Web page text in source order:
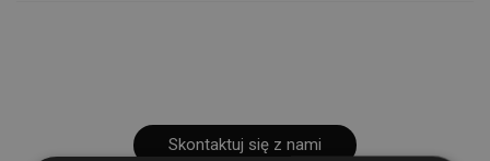
Skontaktuj się z nami